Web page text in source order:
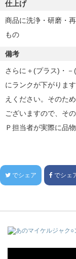
仕上げ
商品に洗浄・研磨・
もの
備考
さらに＋(プラス)・
にランクが下がりま
えください。そのた
ございますので、そ
Ｐ担当者が実際に品
でシェア でシェ